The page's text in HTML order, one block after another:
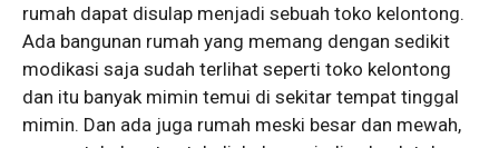
rumah dapat disulap menjadi sebuah toko kelontong.
Ada bangunan rumah yang memang dengan sedikit
modikasi saja sudah terlihat seperti toko kelontong
dan itu banyak mimin temui di sekitar tempat tinggal
mimin. Dan ada juga rumah meski besar dan mewah,